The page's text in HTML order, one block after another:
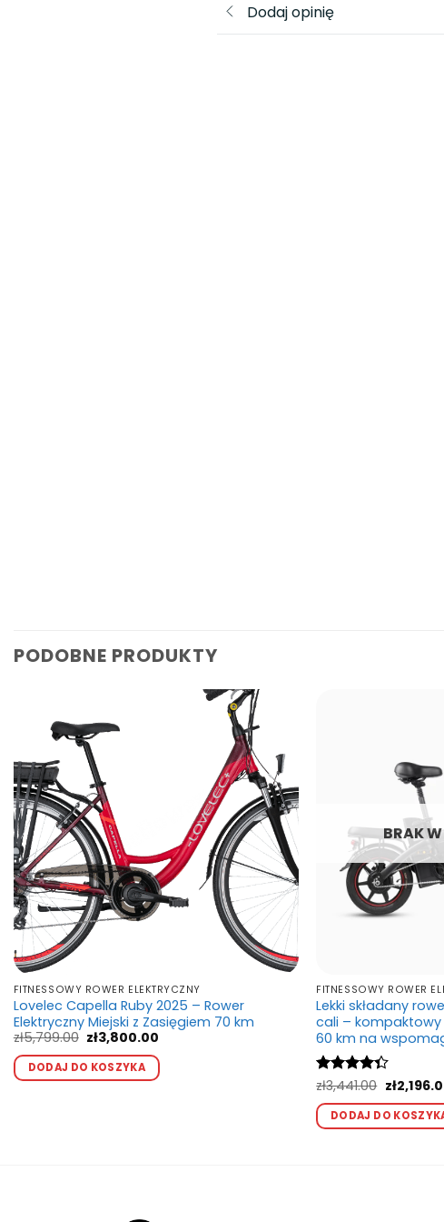
Dodaj opinię
PODOBNE PRODUKTY
FITNESSOWY ROWER ELEKTRYCZNY
Lovelec Capella Ruby 2025 – Rower
Elektryczny Miejski z Zasięgiem 70 km
zł5,799.00 Pierwotna
cena
wynosiła:
zł5,799.00.
zł3,800.00
wynosi:
zł3,800.00.
DODAJ DO KOSZYKA
BRAK
FITNESSOWY ROWER
Lekki składany
cali –
60 km na
Oceniono
zł3,441.00
cena
wynosiła:
zł
DODAJ DO